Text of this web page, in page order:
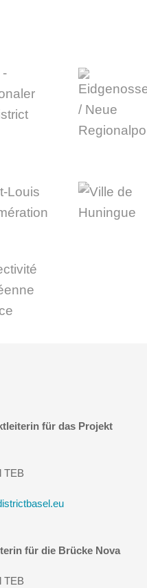
für das Projekt
TEB
für die Brücke Nova
TEB